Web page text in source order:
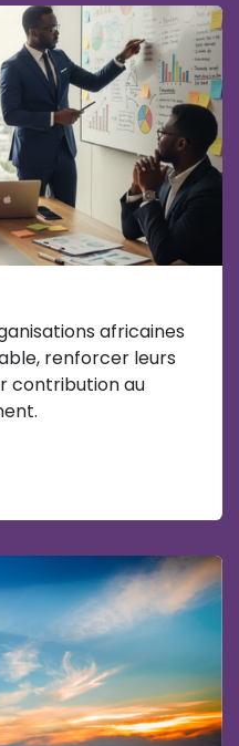
africaines
renforcer leurs
contribution au